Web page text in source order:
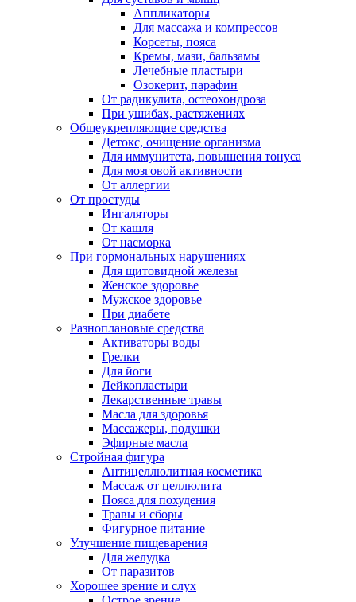
Аппликаторы
Для массажа и компрессов
Корсеты, пояса
Кремы, мази, бальзамы
Лечебные пластыри
Озокерит, парафин
От радикулита, остеохондроза
При ушибах, растяжениях
Общеукрепляющие средства
Детокс, очищение организма
Для иммунитета, повышения тонуса
Для мозговой активности
От аллергии
От простуды
Ингаляторы
От кашля
От насморка
При гормональных нарушениях
Для щитовидной железы
Женское здоровье
Мужское здоровье
При диабете
Разноплановые средства
Активаторы воды
Грелки
Для йоги
Лейкопластыри
Лекарственные травы
Масла для здоровья
Массажеры, подушки
Эфирные масла
Стройная фигура
Антицеллюлитная косметика
Массаж от целлюлита
Пояса для похудения
Травы и сборы
Фигурное питание
Улучшение пищеварения
Для желудка
От паразитов
Хорошее зрение и слух